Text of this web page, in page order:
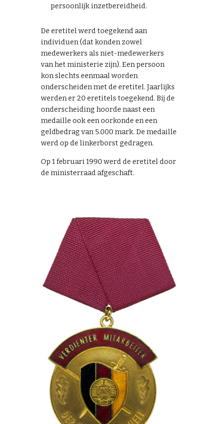
persoonlijk inzetbereidheid.
De eretitel werd toegekend aan
individuen (dat konden zowel
medewerkers als niet-medewerkers
van het ministerie zijn). Een persoon
kon slechts eenmaal worden
onderscheiden met de eretitel. Jaarlijks
werden er 20 eretitels toegekend. Bij de
onderscheiding hoorde naast een
medaille ook een oorkonde en een
geldbedrag van 5.000 mark. De medaille
werd op de linkerborst gedragen.
Op 1 februari 1990 werd de eretitel door
de ministerraad afgeschaft.